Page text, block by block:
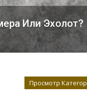
Или Эхолот?
Просмотр